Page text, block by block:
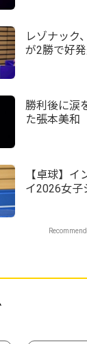
チャンピオ
2026＞
レゾナック
が2勝で好
手権大会＞
勝利後に涙
た張本美
横浜2026＞
【卓球】イ
イ2026女子
天王寺・髙